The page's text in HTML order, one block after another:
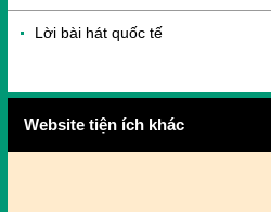
Lời bài hát quốc tế
Website tiện ích khác